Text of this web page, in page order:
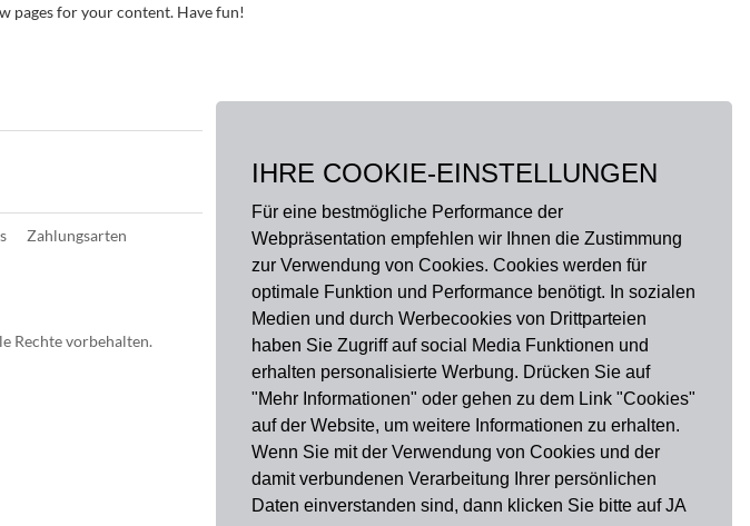
IHRE COOKIE-EINSTELLUNGEN
Für eine bestmögliche Performance der
Webpräsentation empfehlen wir Ihnen die Zustimmung
zur Verwendung von Cookies. Cookies werden für
optimale Funktion und Performance benötigt. In sozialen
Medien und durch Werbecookies von Drittparteien
haben Sie Zugriff auf social Media Funktionen und
erhalten personalisierte Werbung. Drücken Sie auf
"Mehr Informationen" oder gehen zu dem Link "Cookies"
auf der Website, um weitere Informationen zu erhalten.
Wenn Sie mit der Verwendung von Cookies und der
damit verbundenen Verarbeitung Ihrer persönlichen
Daten einverstanden sind, dann klicken Sie bitte auf JA
pages for your content. Have fun!
Zahlungsarten
Rechte vorbehalten.